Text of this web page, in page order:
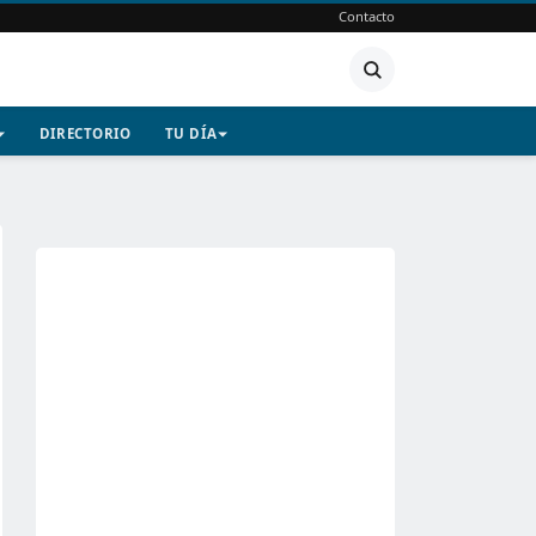
Contacto
DIRECTORIO TU DÍA